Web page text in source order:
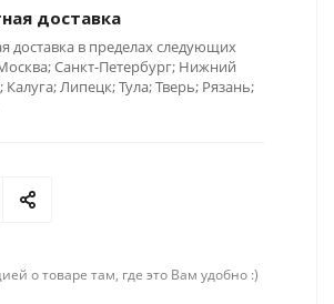
доставка
доставка в пределах следующих
Санкт-Петербург; Нижний
Липецк; Тула; Тверь; Рязань;
о товаре там, где это Вам удобно :)